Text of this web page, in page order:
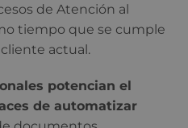
de Atención al
tiempo que se cumple
actual.
potencian el
de automatizar